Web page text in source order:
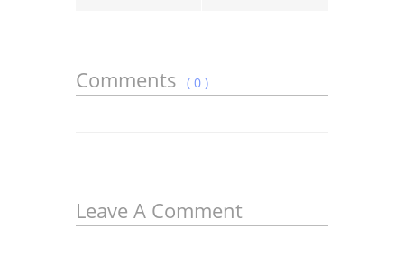
Comments ( 0 )
Leave A Comment